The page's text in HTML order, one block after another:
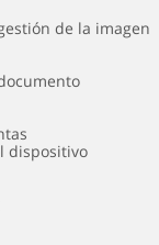
de la imagen
dispositivo